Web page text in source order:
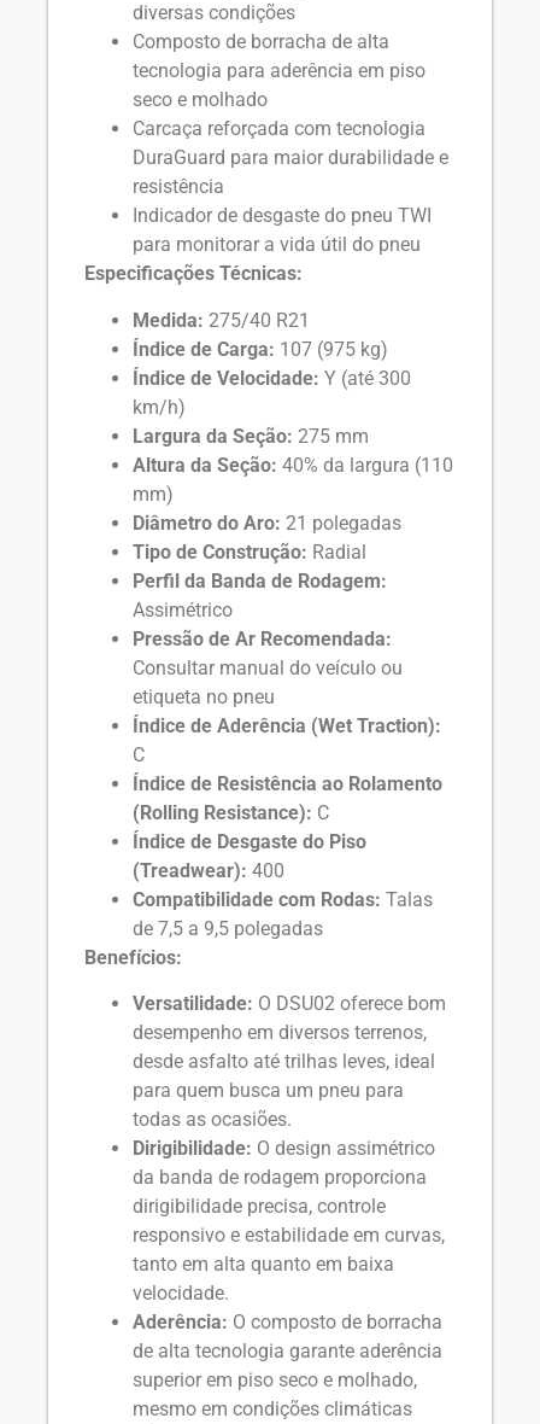
diversas condições
Composto de borracha de alta
tecnologia para aderência em piso
seco e molhado
Carcaça reforçada com tecnologia
DuraGuard para maior durabilidade e
resistência
Indicador de desgaste do pneu TWI
para monitorar a vida útil do pneu
Especificações Técnicas:
Medida: 275/40 R21
Índice de Carga: 107 (975 kg)
Índice de Velocidade: Y (até 300
km/h)
Largura da Seção: 275 mm
Altura da Seção: 40% da largura (110
mm)
Diâmetro do Aro: 21 polegadas
Tipo de Construção: Radial
Perfil da Banda de Rodagem:
Assimétrico
Pressão de Ar Recomendada:
Consultar manual do veículo ou
etiqueta no pneu
Índice de Aderência (Wet Traction):
C
Índice de Resistência ao Rolamento
(Rolling Resistance): C
Índice de Desgaste do Piso
(Treadwear): 400
Compatibilidade com Rodas: Talas
de 7,5 a 9,5 polegadas
Benefícios:
Versatilidade: O DSU02 oferece bom
desempenho em diversos terrenos,
desde asfalto até trilhas leves, ideal
para quem busca um pneu para
todas as ocasiões.
Dirigibilidade: O design assimétrico
da banda de rodagem proporciona
dirigibilidade precisa, controle
responsivo e estabilidade em curvas,
tanto em alta quanto em baixa
velocidade.
Aderência: O composto de borracha
de alta tecnologia garante aderência
superior em piso seco e molhado,
mesmo em condições climáticas